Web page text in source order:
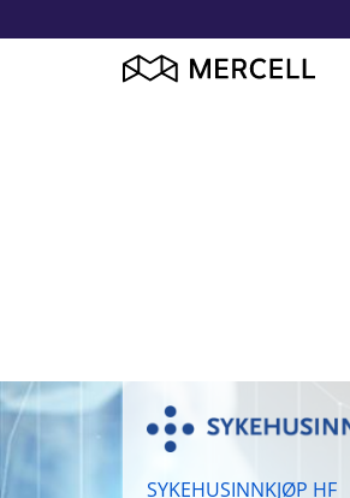
SYKEHUSINNKJØP HF